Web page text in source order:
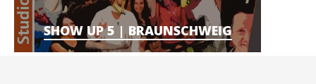
SHOW UP 5 | BRAUNSCHWEIG